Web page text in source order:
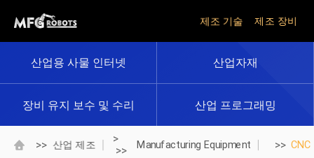
제조 기술 제조 장비
산업용 사물 인터넷 산업자재
장비 유지 보수 및 수리 산업 프로그래밍
>> 산업 제조
>
>>
Manufacturing Equipment >> CNC